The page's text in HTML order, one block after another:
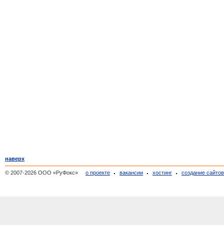
наверх
© 2007-2026 ООО «РуФокс» о проекте вакансии хостинг создание сайтов